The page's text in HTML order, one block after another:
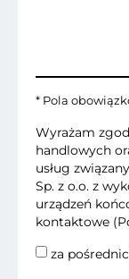
* Pola
Wyrażam
handlowych
usług
Sp. z o.o. z
urządzeń
kontaktowe (
za